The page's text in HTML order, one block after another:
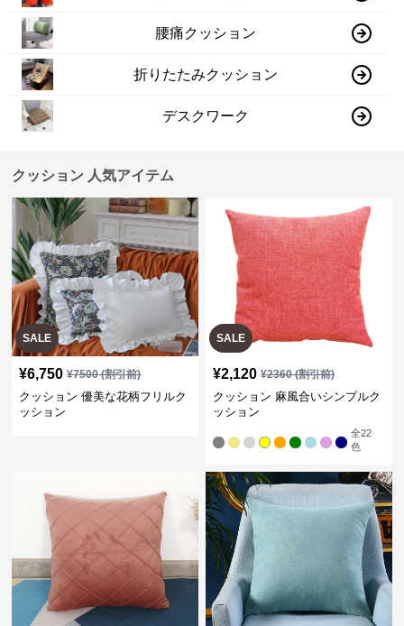
腰痛クッション
折りたたみクッション
デスクワーク
クッション 人気アイテム
SALE
¥6,750 ¥7500(割引前)
クッション 優美な花柄フリルク
ッション
SALE
¥2,120 ¥2360(割引前)
クッション 麻風合いシンプルク
ッション
全22
色